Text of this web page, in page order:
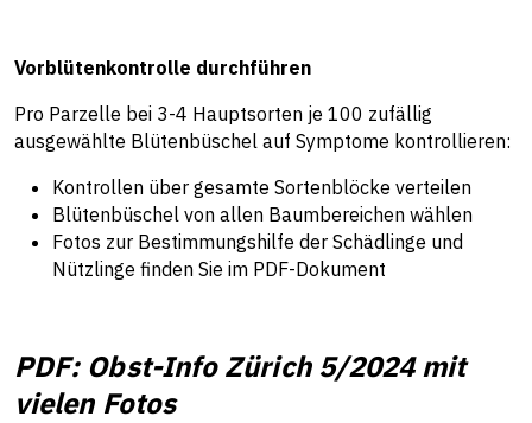
Vorblütenkontrolle durchführen
Pro Parzelle bei 3-4 Hauptsorten je 100 zufällig
ausgewählte Blütenbüschel auf Symptome kontrollieren:
Kontrollen über gesamte Sortenblöcke verteilen
Blütenbüschel von allen Baumbereichen wählen
Fotos zur Bestimmungshilfe der Schädlinge und
Nützlinge finden Sie im PDF-Dokument
PDF: Obst-Info Zürich 5/2024 mit
vielen Fotos